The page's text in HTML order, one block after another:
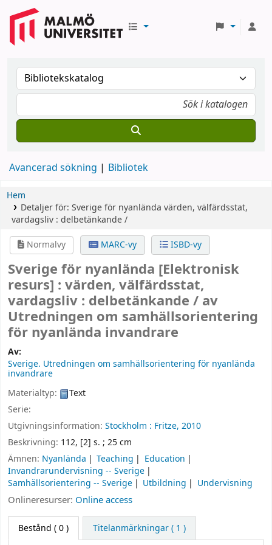
Avancerad sökning Bibliotek
Hem
Detaljer för: Sverige för nyanlända värden, välfärdsstat,
vardagsliv : delbetänkande /
Normalvy
MARC-vy ISBD-vy
Sverige för nyanlända [Elektronisk
resurs] : värden, välfärdsstat,
vardagsliv : delbetänkande / av
Utredningen om samhällsorientering
för nyanlända invandrare
Av:
Sverige. Utredningen om samhällsorientering för nyanlända
invandrare
Materialtyp:
Text
Serie:
Utgivningsinformation: Stockholm : Fritze, 2010
Beskrivning: 112, [2] s. ; 25 cm
Ämnen: Nyanlända Teaching
Education
Invandrarundervisning -- Sverige
Samhällsorientering -- Sverige
Utbildning Undervisning
Onlineresurser: Online access
Bestånd ( 0 ) Titelanmärkningar ( 1 )